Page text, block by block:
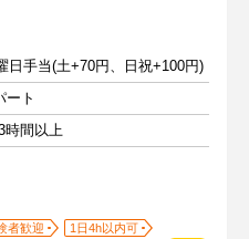
日手当(土+70円、日祝+100円)
ート
時間以上
者歓迎
1日4h以内可